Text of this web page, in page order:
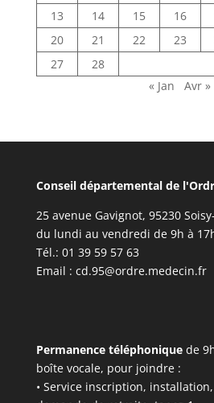
13
14 15 16
20
21 22 23
27
28
« Jan
Avr »
Conseil départemental de
25 avenue Gavignot, 95230
du lundi au vendredi de 9h à
Tél.: 01 39 59 57 63
Email : cd.95@ordre.medecin.fr
Permanence téléphoniquede
boîte vocale, pour joindre :
• Service inscription,